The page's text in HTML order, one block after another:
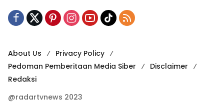
About Us
Privacy Policy
Pedoman Pemberitaan Media Siber
Disclaimer
Redaksi
@radartvnews 2023